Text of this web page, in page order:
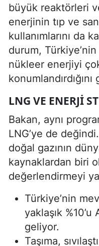
büyük reaktörleri
enerjinin tıp ve
kullanımlarını da
durum,
nükleer enerjiyi
LNG VE ENERJI
Bakan, aynı
LNG’ye de
doğal gazının
kaynaklardan biri
değerlendirmeyi
Türkiye’nin
yaklaşık %10’u
geliyor.
Taşıma,